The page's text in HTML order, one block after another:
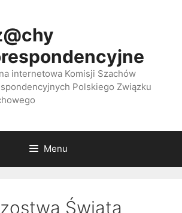
internetowa Komisji Szachów
Polskiego Związku
Menu
Świata